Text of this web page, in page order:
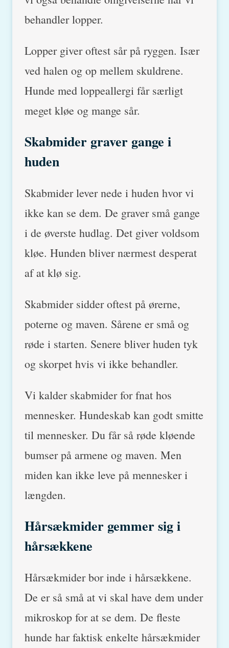
behandler lopper.
Lopper giver oftest sår på ryggen. Især
ved halen og op mellem skuldrene.
Hunde med loppeallergi får særligt
meget kløe og mange sår.
Skabmider graver gange i
huden
Skabmider lever nede i huden hvor vi
ikke kan se dem. De graver små gange
i de øverste hudlag. Det giver voldsom
kløe. Hunden bliver nærmest desperat
af at klø sig.
Skabmider sidder oftest på ørerne,
poterne og maven. Sårene er små og
røde i starten. Senere bliver huden tyk
og skorpet hvis vi ikke behandler.
Vi kalder skabmider for fnat hos
mennesker. Hundeskab kan godt smitte
til mennesker. Du får så røde kløende
bumser på armene og maven. Men
miden kan ikke leve på mennesker i
længden.
Hårsækmider gemmer sig i
hårsækkene
Hårsækmider bor inde i hårsækkene.
De er så små at vi skal have dem under
mikroskop for at se dem. De fleste
hunde har faktisk enkelte hårsækmider